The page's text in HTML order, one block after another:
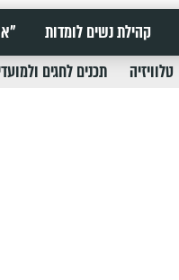
קהילת נשים לומדות
טלוויזיה תכנים לחגים